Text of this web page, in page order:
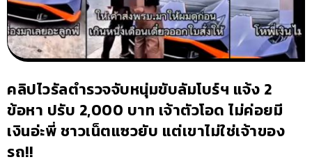
คลิปไวรัลตำรวจจับหนุ่มขับลัมโบร์ฯ แจ้ง 2
ข้อหา ปรับ 2,000 บาท เจ้าตัวโอด ไม่ค่อยมี
เงินอ่ะพี่ ชาวเน็ตแซวยับ แต่เขาไม่ใช่เจ้าของ
รถ!!